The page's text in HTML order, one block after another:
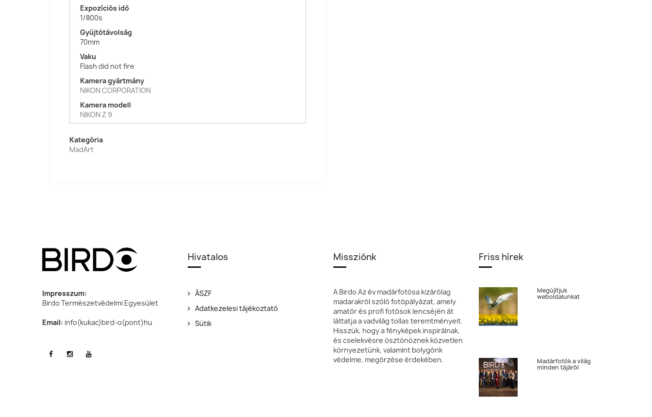
Expozíciós idő
1/800s
Gyújtótávolság
70mm
Vaku
Flash did not fire
Kamera gyártmány
NIKON CORPORATION
Kamera modell
NIKON Z 9
Kategória
MadArt
Impresszum:
Birdo Természetvédelmi Egyesület
Email: info(kukac)bird-o(pont)hu
Hivatalos
ÁSZF
Adatkezelesi tájékoztató
Sütik
Missziónk
A Birdo Az év madárfotósa kizárólag
madarakról szóló fotópályázat, amely
amatőr és profi fotósok lencséjén át
láttatja a vadvilág tollas teremtményeit.
Hisszük, hogy a fényképek inspirálnak,
és cselekvésre ösztönöznek közvetlen
környezetünk, valamint bolygónk
védelme, megőrzése érdekében.
Friss hírek
Megújítjuk
weboldalunkat
Madárfotók a világ
minden tájáról